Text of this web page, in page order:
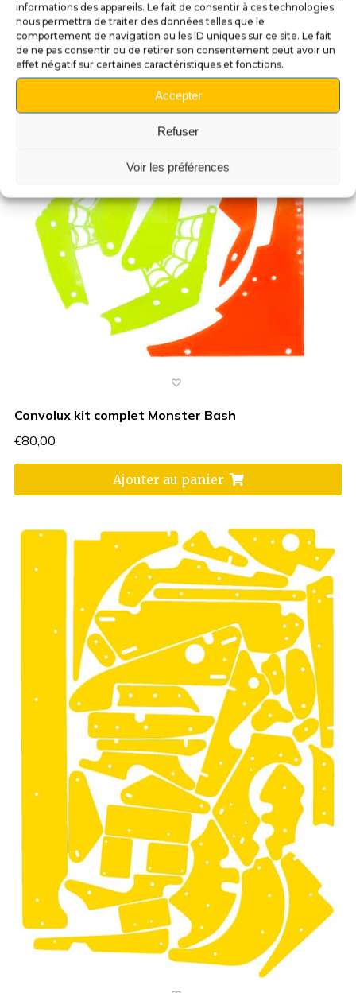
informations des appareils. Le fait de consentir à ces technologies
nous permettra de traiter des données telles que le
comportement de navigation ou les ID uniques sur ce site. Le fait
de ne pas consentir ou de retirer son consentement peut avoir un
effet négatif sur certaines caractéristiques et fonctions.
Accepter
Refuser
Voir les préférences
Convolux kit complet Monster Bash
€80,00
Ajouter au panier